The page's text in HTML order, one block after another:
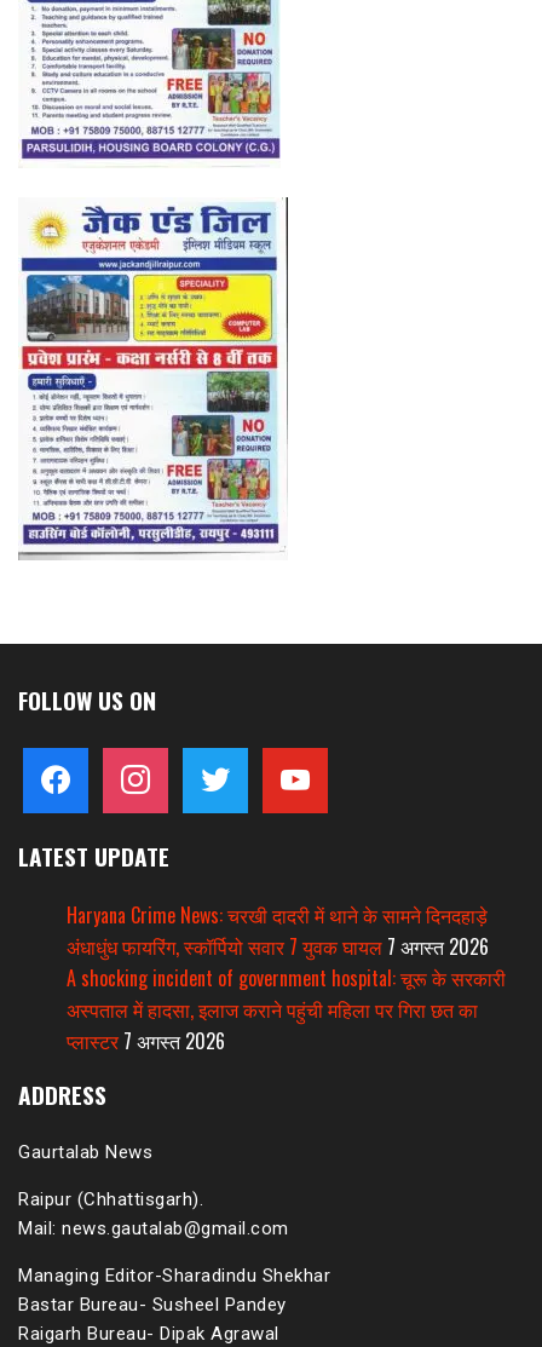
FOLLOW US ON
facebook instagram twitter youtube
LATEST UPDATE
Haryana Crime News: चरखी दादरी में थाने के सामने दिनदहाड़े
अंधाधुंध फायरिंग, स्कॉर्पियो सवार 7 युवक घायल 7 अगस्त 2026
A shocking incident of government hospital: चूरू के सरकारी
अस्पताल में हादसा, इलाज कराने पहुंची महिला पर गिरा छत का
प्लास्टर 7 अगस्त 2026
ADDRESS
Gaurtalab News
Raipur (Chhattisgarh).
Mail: news.gautalab@gmail.com
Managing Editor-Sharadindu Shekhar
Bastar Bureau- Susheel Pandey
Raigarh Bureau- Dipak Agrawal